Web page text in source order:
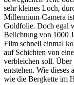
sehr kleines Loch,
Millennium-Camera
Goldfolie. Doch egal
Belichtung von 1000
Film schnell einmal
auf Schichten von
verbleichen soll. Über
entstehen. Wie dieses
wie die Bergkette im